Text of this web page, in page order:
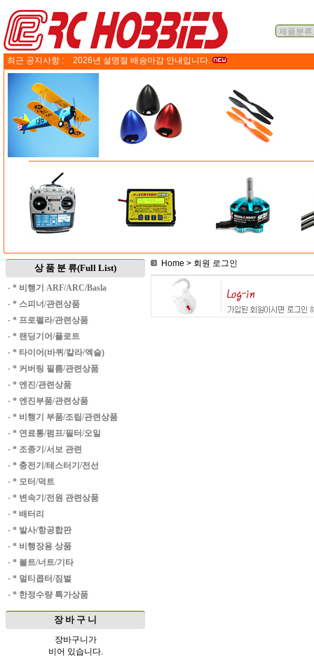
최근 공지사항 : 2026년 설명절 배송마감 안내입니다.
상 품 분 류(Full List)
· * 비행기 ARF/ARC/Basla
· * 스피너/관련상품
· * 프로펠라/관련상품
· * 랜딩기어/플로트
· * 타이어(바퀴/칼라/엑슬)
· * 커버링 필름/관련상품
· * 엔진/관련상품
· * 엔진부품/관련상품
· * 비행기 부품/조립/관련상품
· * 연료통/펌프/필터/오일
· * 조종기/서보 관련
· * 충전기/테스터기/전선
· * 모터/덕트
· * 변속기/전원 관련상품
· * 배터리
· * 발사/항공합판
· * 비행장용 상품
· * 볼트/너트/기타
· * 멀티콥터/짐벌
· * 한정수량 특가상품
장 바 구 니
장바구니가
비어 있습니다.
Home > 회원 로그인